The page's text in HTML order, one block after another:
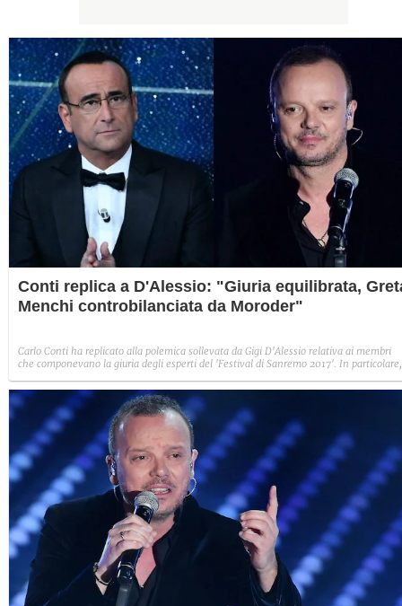
Conti replica a D'Alessio: "Giuria equilibrata,
Menchi controbilanciata da Moroder"
Carlo Conti ha replicato alla polemica sollevata da Gigi D'Alessio relativa ai membri
che componevano la giuria degli esperti del 'Festival di Sanremo 2017'. In particolare,
presentatore della kermesse canora ha difeso la sua scelta, spiegando che la
era controbilanciata da Moroder, Rita Pavone e Andrea Morricone.